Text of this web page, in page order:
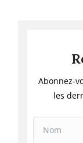
Abonnez-
les